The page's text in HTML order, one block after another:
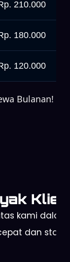
210.000
180.000
120.000
Bulanan!
Klien
kami dalam
dan stabil